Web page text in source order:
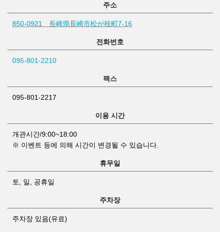
주소
850-0921 長崎県長崎市松が枝町7-16
전화번호
095-801-2210
팩스
095-801-2217
이용 시간
개관시간/9:00~18:00
※ 이벤트 등에 의해 시간이 변경될 수 있습니다.
휴무일
토, 일, 공휴일
주차장
주차장 있음(유료)